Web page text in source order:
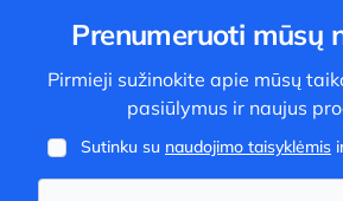
Prenumeruoti mūsų
Pirmieji sužinokite apie mūsų
pasiūlymus ir naujus
Sutinku su naudojimo taisyklėmis